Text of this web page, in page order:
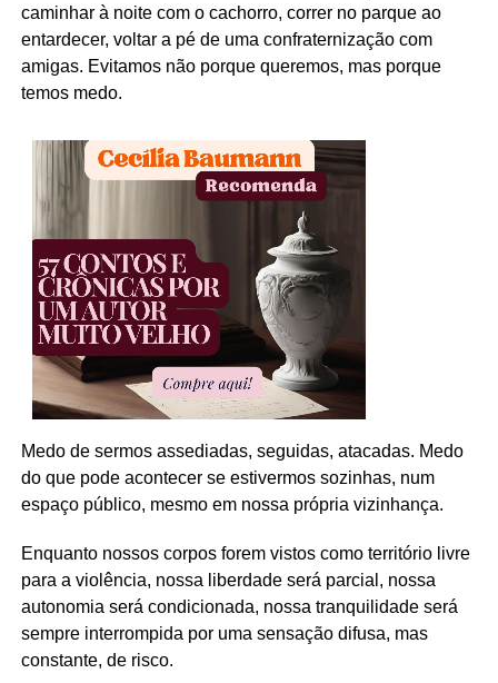
caminhar à noite com o cachorro, correr no parque ao
entardecer, voltar a pé de uma confraternização com
amigas. Evitamos não porque queremos, mas porque
temos medo.
Medo de sermos assediadas, seguidas, atacadas. Medo
do que pode acontecer se estivermos sozinhas, num
espaço público, mesmo em nossa própria vizinhança.
Enquanto nossos corpos forem vistos como território livre
para a violência, nossa liberdade será parcial, nossa
autonomia será condicionada, nossa tranquilidade será
sempre interrompida por uma sensação difusa, mas
constante, de risco.